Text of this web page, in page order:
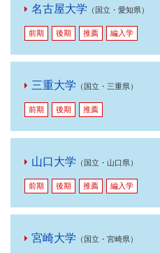
名古屋大学 （国立・愛知県）
前期 後期 推薦 編入学
三重大学 （国立・三重県）
前期 後期 推薦
山口大学 （国立・山口県）
前期 後期 推薦 編入学
宮崎大学 （国立・宮崎県）